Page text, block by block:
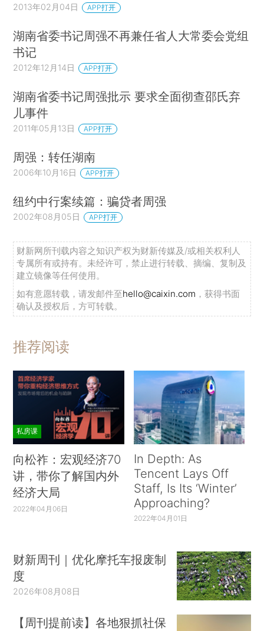
2013年02月04日 APP打开
湖南省委书记周强不再兼任省人大常委会党组
书记
2012年12月14日 APP打开
湖南省委书记周强批示 要求全面彻查邵氏弃
儿事件
2011年05月13日 APP打开
周强：转任湖南
2006年10月16日 APP打开
纽约中行案续篇：骗贷者周强
2002年08月05日 APP打开
财新网所刊载内容之知识产权为财新传媒及/或相关权利人
专属所有或持有。未经许可，禁止进行转载、摘编、复制及
建立镜像等任何使用。
如有意愿转载，请发邮件至hello@caixin.com ，获得书面
确认及授权后，方可转载。
推荐阅读
私房课
向松祚：宏观经济70
讲，带你了解国内外
经济大局
2022年04月06日
In Depth: As
Tencent Lays Off
Staff, Is Its ‘Winter’
Approaching?
2022年04月01日
财新周刊｜优化摩托车报废制
度
2026年08月08日
【周刊提前读】各地狠抓社保